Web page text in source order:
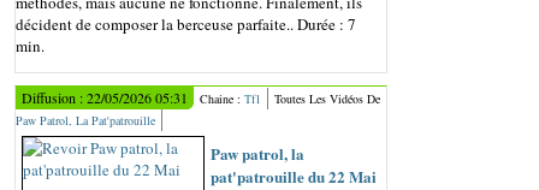
décident de composer la berceuse parfaite.. Durée : 7
min.
Diffusion : 22/05/2026 05:31 Chaine : Tf1
Toutes Les Vidéos De
Paw Patrol, La Pat'patrouille
Paw patrol, la
pat'patrouille du 22 Mai